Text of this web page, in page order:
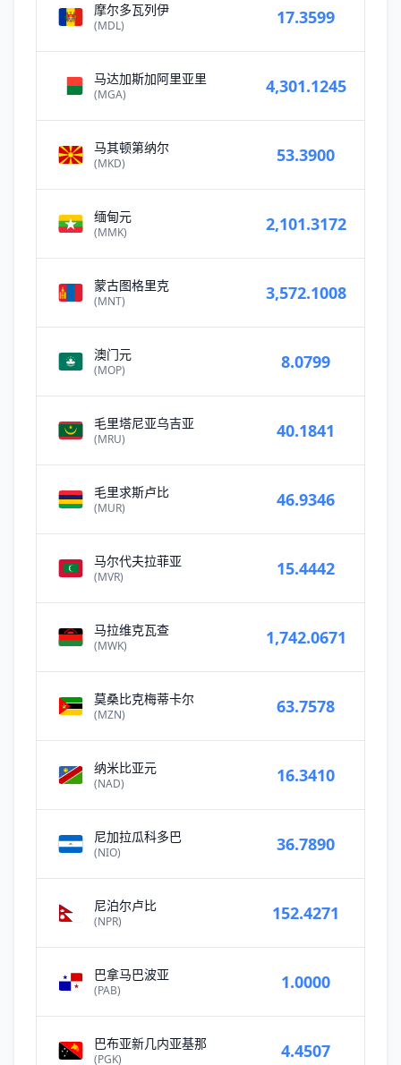
摩尔多瓦列伊
(MDL) 17.3599
马达加斯加阿里亚里
(MGA) 4,301.1245
马其顿第纳尔
(MKD) 53.3900
缅甸元
(MMK) 2,101.3172
蒙古图格里克
(MNT) 3,572.1008
澳门元
(MOP) 8.0799
毛里塔尼亚乌吉亚
(MRU) 40.1841
毛里求斯卢比
(MUR) 46.9346
马尔代夫拉菲亚
(MVR) 15.4442
马拉维克瓦查
(MWK) 1,742.0671
莫桑比克梅蒂卡尔
(MZN) 63.7578
纳米比亚元
(NAD) 16.3410
尼加拉瓜科多巴
(NIO) 36.7890
尼泊尔卢比
(NPR) 152.4271
巴拿马巴波亚
(PAB) 1.0000
巴布亚新几内亚基那
(PGK) 4.4507